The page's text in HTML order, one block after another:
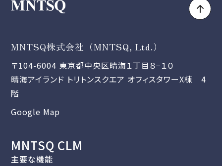
MNTSQ株式会社（MNTSQ, Ltd.）
〒104-6004 東京都中央区晴海１丁目８−１０
晴海アイランド トリトンスクエア オフィスタワーX棟 4
階
Google Map
MNTSQ CLM
主要な機能